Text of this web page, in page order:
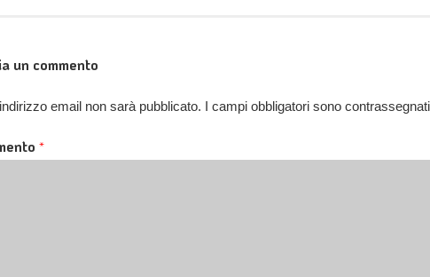
un commento
email non sarà pubblicato. I campi obbligatori sono
*